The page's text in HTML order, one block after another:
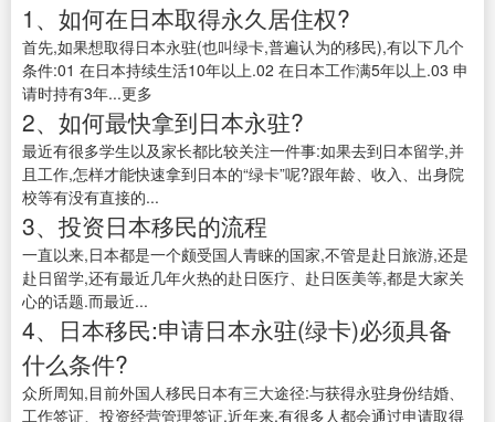
1、如何在日本取得永久居住权?
首先,如果想取得日本永驻(也叫绿卡,普遍认为的移民),有以下几个
条件:01 在日本持续生活10年以上.02 在日本工作满5年以上.03 申
请时持有3年...更多
2、如何最快拿到日本永驻?
最近有很多学生以及家长都比较关注一件事:如果去到日本留学,并
且工作,怎样才能快速拿到日本的“绿卡”呢?跟年龄、收入、出身院
校等有没有直接的...
3、投资日本移民的流程
一直以来,日本都是一个颇受国人青睐的国家,不管是赴日旅游,还是
赴日留学,还有最近几年火热的赴日医疗、赴日医美等,都是大家关
心的话题.而最近...
4、日本移民:申请日本永驻(绿卡)必须具备
什么条件?
众所周知,目前外国人移民日本有三大途径:与获得永驻身份结婚、
工作签证、投资经营管理签证.近年来,有很多人都会通过申请取得